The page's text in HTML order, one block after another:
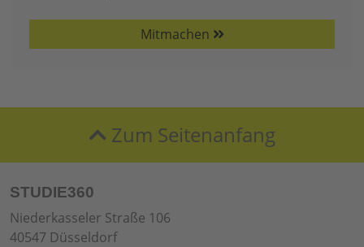
Mitmachen
Zum Seitenanfang
STUDIE360
Niederkasseler Straße 106
40547 Düsseldorf